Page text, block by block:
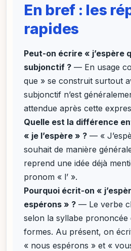
En bref : les
rapides
Peut-on écrire « j’espère
subjonctif ? — En usage
que » se construit surtout
subjonctif n’est
attendue après cette
Quelle est la différence
« je l’espère » ? — «
souhait de manière
reprend une idée déjà
pronom « l’ ».
Pourquoi écrit-on «
espérons » ? — Le verbe
selon la syllabe prononcée
formes. Au présent, on
« nous espérons » et «